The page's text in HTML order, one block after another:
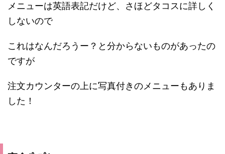
メニューは英語表記だけど、さほどタコスに詳しく
しないので
これはなんだろうー？と分からないものがあったの
ですが
注文カウンターの上に写真付きのメニューもありま
した！